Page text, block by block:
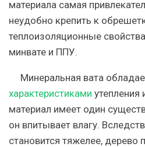
материала самая
неудобно крепить к
теплоизоляционные
минвате и ППУ.
Минеральная вата
характеристиками утепления
материал имеет один
он впитывает влагу.
становится тяжелее, дерево